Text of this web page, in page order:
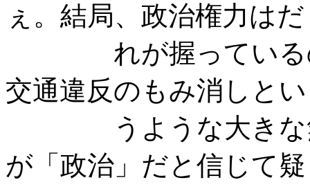
ぇ。結局、政治権力はだ
れが握っているの
交通違反のもみ消しとい
うような大きな無
が「政治」だと信じて疑